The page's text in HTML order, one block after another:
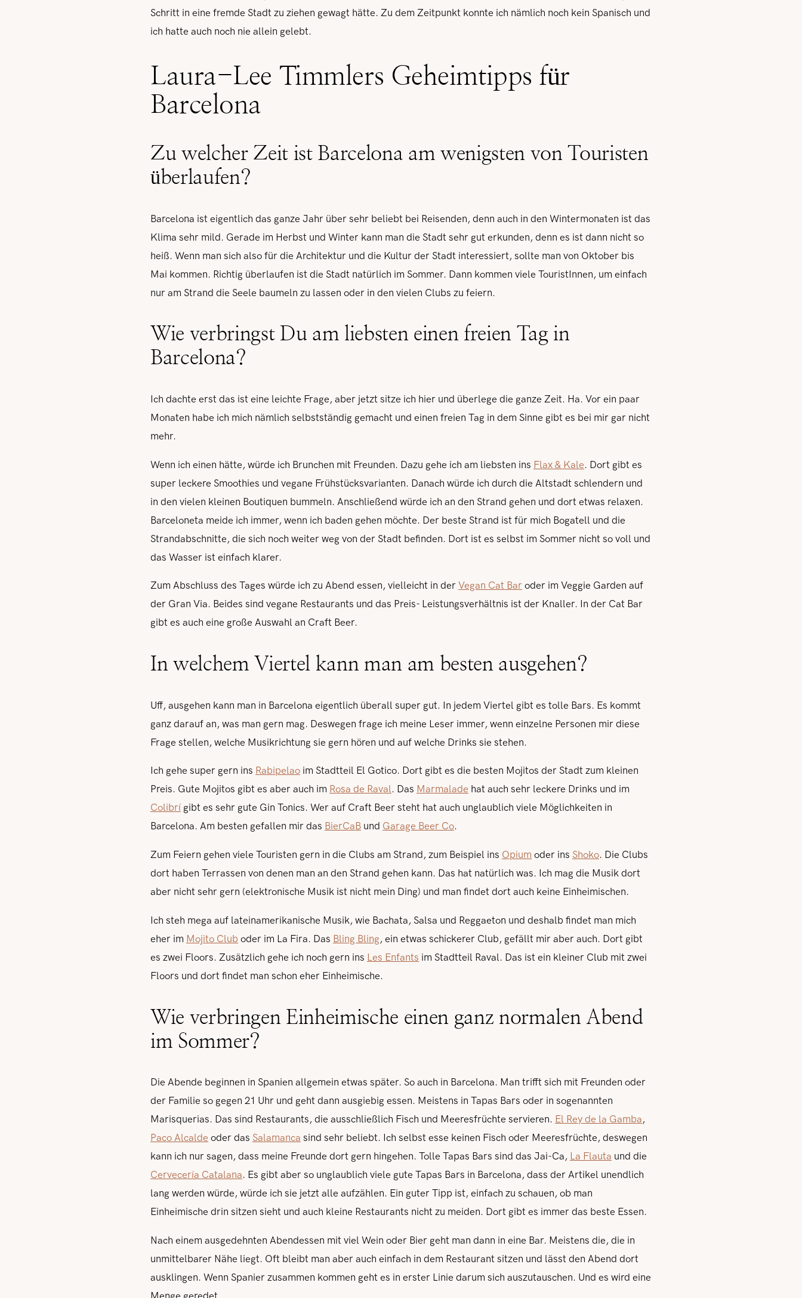
Schritt in eine fremde Stadt zu ziehen gewagt hätte. Zu dem Zeitpunkt konnte ich nämlich noch kein Spanisch und
ich hatte auch noch nie allein gelebt.
Laura-Lee Timmlers Geheimtipps für
Barcelona
Zu welcher Zeit ist Barcelona am wenigsten von Touristen
überlaufen?
Barcelona ist eigentlich das ganze Jahr über sehr beliebt bei Reisenden, denn auch in den Wintermonaten ist das
Klima sehr mild. Gerade im Herbst und Winter kann man die Stadt sehr gut erkunden, denn es ist dann nicht so
heiß. Wenn man sich also für die Architektur und die Kultur der Stadt interessiert, sollte man von Oktober bis
Mai kommen. Richtig überlaufen ist die Stadt natürlich im Sommer. Dann kommen viele TouristInnen, um einfach
nur am Strand die Seele baumeln zu lassen oder in den vielen Clubs zu feiern.
Wie verbringst Du am liebsten einen freien Tag in
Barcelona?
Ich dachte erst das ist eine leichte Frage, aber jetzt sitze ich hier und überlege die ganze Zeit. Ha. Vor ein paar
Monaten habe ich mich nämlich selbstständig gemacht und einen freien Tag in dem Sinne gibt es bei mir gar nicht
mehr.
Wenn ich einen hätte, würde ich Brunchen mit Freunden. Dazu gehe ich am liebsten ins Flax & Kale. Dort gibt es
super leckere Smoothies und vegane Frühstücksvarianten. Danach würde ich durch die Altstadt schlendern und
in den vielen kleinen Boutiquen bummeln. Anschließend würde ich an den Strand gehen und dort etwas relaxen.
Barceloneta meide ich immer, wenn ich baden gehen möchte. Der beste Strand ist für mich Bogatell und die
Strandabschnitte, die sich noch weiter weg von der Stadt befinden. Dort ist es selbst im Sommer nicht so voll und
das Wasser ist einfach klarer.
Zum Abschluss des Tages würde ich zu Abend essen, vielleicht in der Vegan Cat Bar oder im Veggie Garden auf
der Gran Via. Beides sind vegane Restaurants und das Preis- Leistungsverhältnis ist der Knaller. In der Cat Bar
gibt es auch eine große Auswahl an Craft Beer.
In welchem Viertel kann man am besten ausgehen?
Uff, ausgehen kann man in Barcelona eigentlich überall super gut. In jedem Viertel gibt es tolle Bars. Es kommt
ganz darauf an, was man gern mag. Deswegen frage ich meine Leser immer, wenn einzelne Personen mir diese
Frage stellen, welche Musikrichtung sie gern hören und auf welche Drinks sie stehen.
Ich gehe super gern ins Rabipelao im Stadtteil El Gotico. Dort gibt es die besten Mojitos der Stadt zum kleinen
Preis. Gute Mojitos gibt es aber auch im Rosa de Raval. Das Marmalade hat auch sehr leckere Drinks und im
Colibrí gibt es sehr gute Gin Tonics. Wer auf Craft Beer steht hat auch unglaublich viele Möglichkeiten in
Barcelona. Am besten gefallen mir das BierCaB und Garage Beer Co.
Zum Feiern gehen viele Touristen gern in die Clubs am Strand, zum Beispiel ins Opium oder ins Shoko. Die Clubs
dort haben Terrassen von denen man an den Strand gehen kann. Das hat natürlich was. Ich mag die Musik dort
aber nicht sehr gern (elektronische Musik ist nicht mein Ding) und man findet dort auch keine Einheimischen.
Ich steh mega auf lateinamerikanische Musik, wie Bachata, Salsa und Reggaeton und deshalb findet man mich
eher im Mojito Club oder im La Fira. Das Bling Bling, ein etwas schickerer Club, gefällt mir aber auch. Dort gibt
es zwei Floors. Zusätzlich gehe ich noch gern ins Les Enfants im Stadtteil Raval. Das ist ein kleiner Club mit zwei
Floors und dort findet man schon eher Einheimische.
Wie verbringen Einheimische einen ganz normalen Abend
im Sommer?
Die Abende beginnen in Spanien allgemein etwas später. So auch in Barcelona. Man trifft sich mit Freunden oder
der Familie so gegen 21 Uhr und geht dann ausgiebig essen. Meistens in Tapas Bars oder in sogenannten
Marisquerias. Das sind Restaurants, die ausschließlich Fisch und Meeresfrüchte servieren. El Rey de la Gamba,
Paco Alcalde oder das Salamanca sind sehr beliebt. Ich selbst esse keinen Fisch oder Meeresfrüchte, deswegen
kann ich nur sagen, dass meine Freunde dort gern hingehen. Tolle Tapas Bars sind das Jai-Ca, La Flauta und die
Cervecería Catalana. Es gibt aber so unglaublich viele gute Tapas Bars in Barcelona, dass der Artikel unendlich
lang werden würde, würde ich sie jetzt alle aufzählen. Ein guter Tipp ist, einfach zu schauen, ob man
Einheimische drin sitzen sieht und auch kleine Restaurants nicht zu meiden. Dort gibt es immer das beste Essen.
Nach einem ausgedehnten Abendessen mit viel Wein oder Bier geht man dann in eine Bar. Meistens die, die in
unmittelbarer Nähe liegt. Oft bleibt man aber auch einfach in dem Restaurant sitzen und lässt den Abend dort
ausklingen. Wenn Spanier zusammen kommen geht es in erster Linie darum sich auszutauschen. Und es wird eine